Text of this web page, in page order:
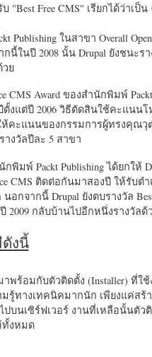
บ "Best Free CMS" เรียกได้ว่าเป็
Publishing ในสาขา Overall Open
นี้ในปี 2008 นั้น Drupal ยังชนะร
วย
CMS Award ของสำนักพิมพ์
งแต่ปี 2006 วิธีตัดสินใช้คะแนน
ห้คะแนนของกรรมการผู้ทรงคุณวุ
งวัลปีละ 5 สาขา
กพิมพ์ Packt Publishing ได้ยกให้
CMS ติดต่อกันมาสองปี ให้รับต
นอกจากนี้ Drupal ยังตบรางวัล
2009 กลับบ้านไปอีกหนึ่งรางวัลด้
งนี้
าพร้อมกับตัวติดตั้ง (Installer) ที่ใ
มรู้ทางเทคนิคมากนัก เพียงแค่สร้
ปบนเซิร์ฟเวอร์ งานที่เหลือนั้นตัว
ทั้งหมด